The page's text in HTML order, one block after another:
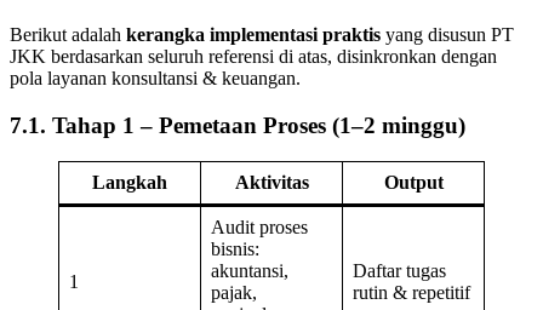
Berikut adalah kerangka implementasi praktis yang disusun PT
JKK berdasarkan seluruh referensi di atas, disinkronkan dengan
pola layanan konsultansi & keuangan.
7.1. Tahap 1 – Pemetaan Proses (1–2 minggu)
Langkah Aktivitas Output
1
Audit proses
bisnis:
akuntansi,
pajak,
Daftar tugas
rutin & repetitif